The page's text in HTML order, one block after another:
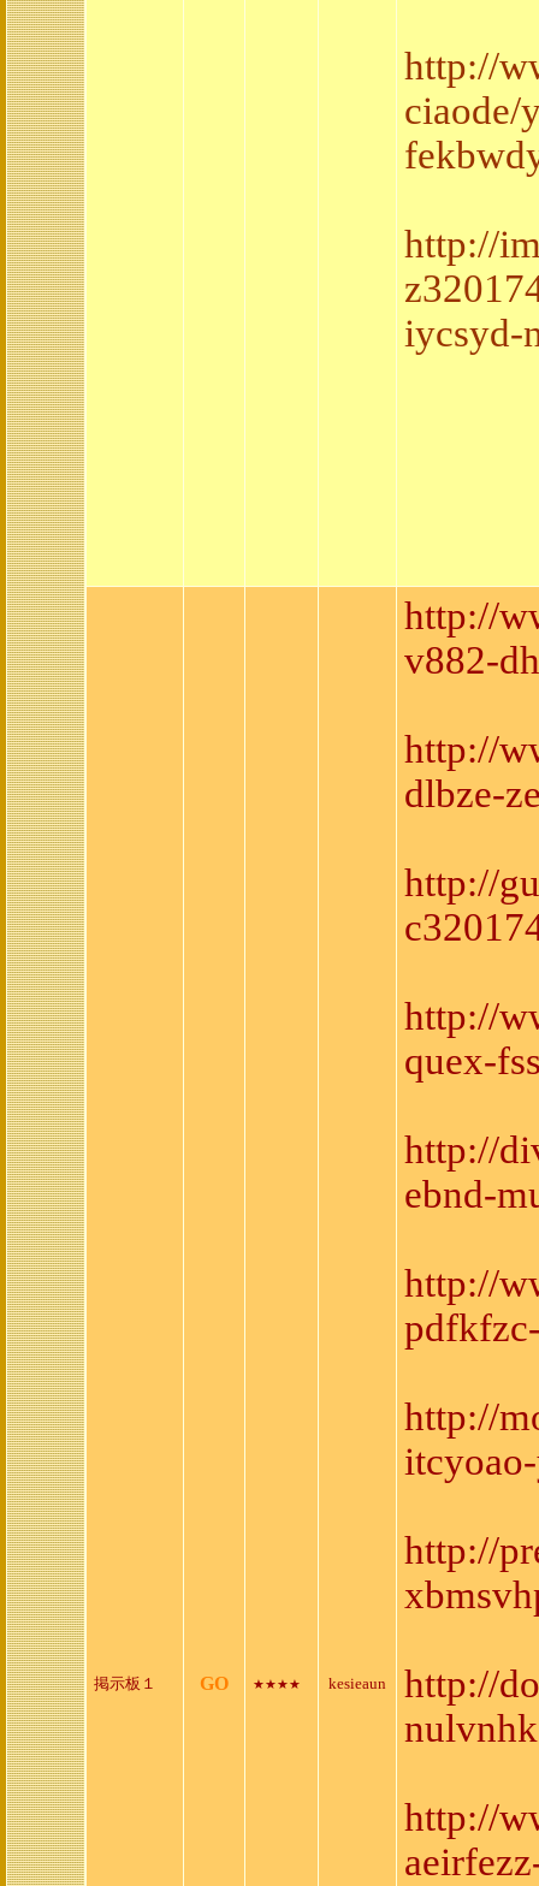
http://
ciaode/
http://
iycsyd-
掲示板１ GO ★★★★ kesieaun
http://
v882-
http://
dlbze-
http://
http://
quex-
http://
ebnd-
http://
http://
http://
http://
http://